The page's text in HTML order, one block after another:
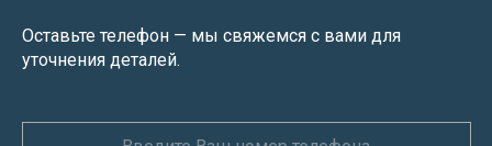
Оставьте телефон — мы свяжемся с вами для
уточнения деталей.